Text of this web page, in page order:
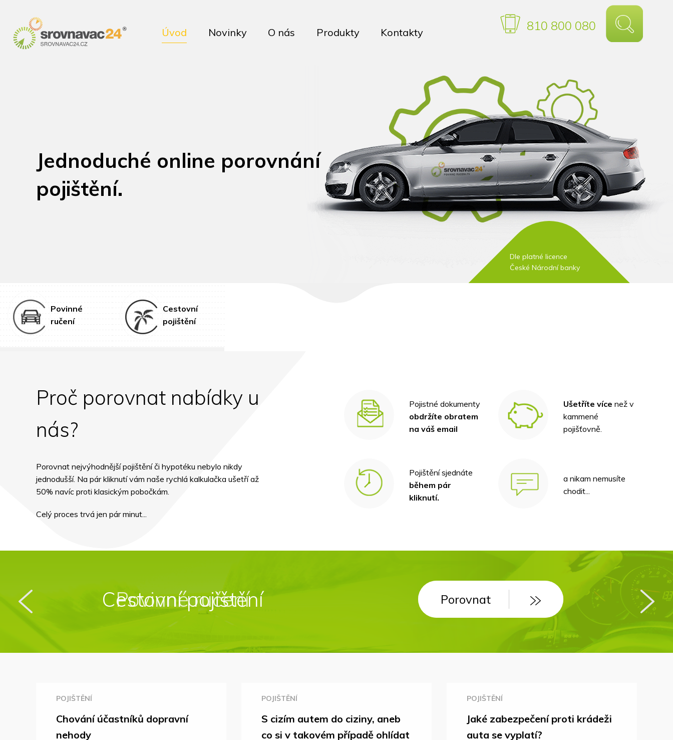
Úvod Novinky O nás Produkty Kontakty 810 800 080
Jednoduché online porovnání
pojištění.
Dle platné licence
České Národní banky
Povinné
ručení
Cestovní
pojištění
Proč porovnat nabídky u
nás?
Porovnat nejvýhodnější pojištění či hypotéku nebylo nikdy
jednodušší. Na pár kliknutí vám naše rychlá kalkulačka ušetří až
50% navíc proti klasickým pobočkám.
Celý proces trvá jen pár minut...
Pojistné dokumenty
obdržíte obratem
na váš email
Ušetříte více než v
kammené
pojišťovně.
Pojištění sjednáte
během pár
kliknutí.
a nikam nemusíte
chodit...
Povinné ručení Porovnat
Cestovní pojištění Porovnat
POJIŠTĚNÍ
Chování účastníků dopravní
nehody
POJIŠTĚNÍ
S cizím autem do ciziny, aneb
co si v takovém případě ohlídat
POJIŠTĚNÍ
Jaké zabezpečení proti krádeži
auta se vyplatí?